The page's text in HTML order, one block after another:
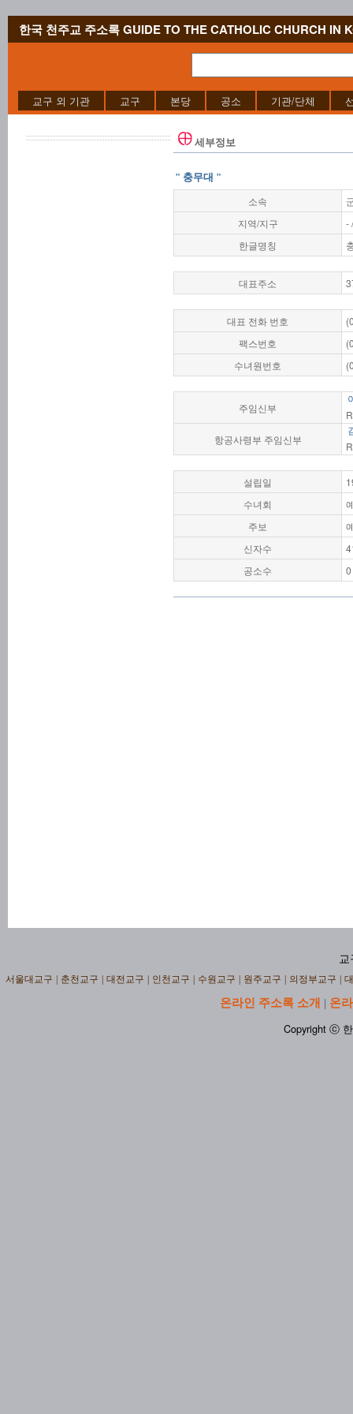
한국 천주교 주소록 GUIDE TO THE CATHOLIC CHURCH IN
교구 외 기관 교구 본당 공소 기관/단체
세부정보
" 충무대 "
소속
지역/지구
-
한글명칭
대표주소
대표 전화 번호
팩스번호
수녀원번호
주임신부
항공사령부 주임신부
설립일
수녀회
주보
신자수
공소수
0
교
서울대교구 춘천교구 대전교구 인천교구 수원교구 원주교구 의정부교구
온라인 주소록 소개 | 온
Copyright ⓒ